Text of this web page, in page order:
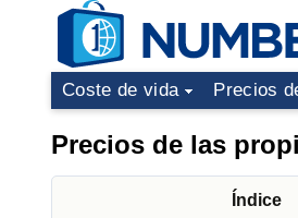
Coste de vida Precios
Precios de las
Índice